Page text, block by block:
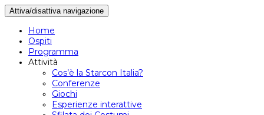
Attiva/disattiva navigazione
Home
Ospiti
Programma
Attività
Cos’è la Starcon Italia?
Conferenze
Giochi
Esperienze interattive